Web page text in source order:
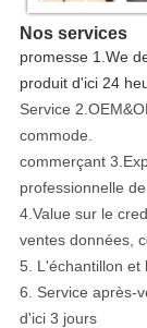
Nos services
promesse 1.We
produit d'ici 24
Service
commode.
commerçant
professionnelle
4.Value sur le
ventes données,
5. L'échantillon et
6. Service après-
d'ici 3 jours